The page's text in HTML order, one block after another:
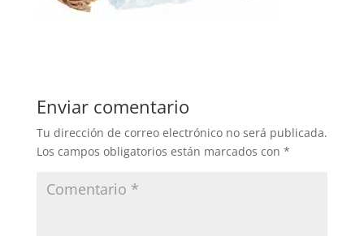
Enviar comentario
Tu dirección de correo electrónico no será publicada.
Los campos obligatorios están marcados con *